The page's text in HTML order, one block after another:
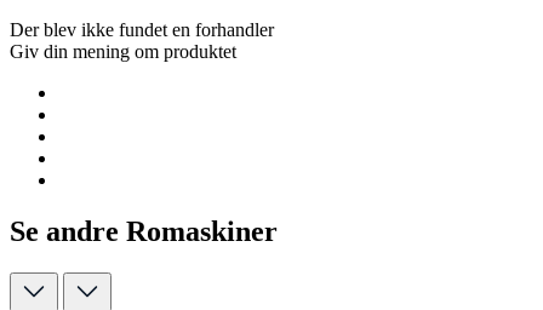
Der blev ikke fundet en forhandler
Giv din mening om produktet
Se andre Romaskiner